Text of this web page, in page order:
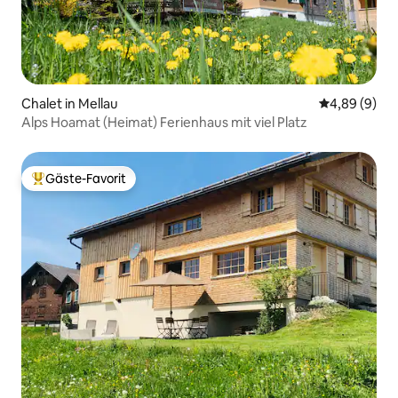
Chalet in Mellau
4,89 (9)
Alps Hoamat (Heimat) Ferienhaus mit viel Platz
Beliebter Gäste-Favorit.
Gäste-Favorit